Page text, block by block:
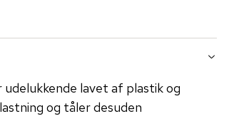
lavet af plastik og
og tåler desuden